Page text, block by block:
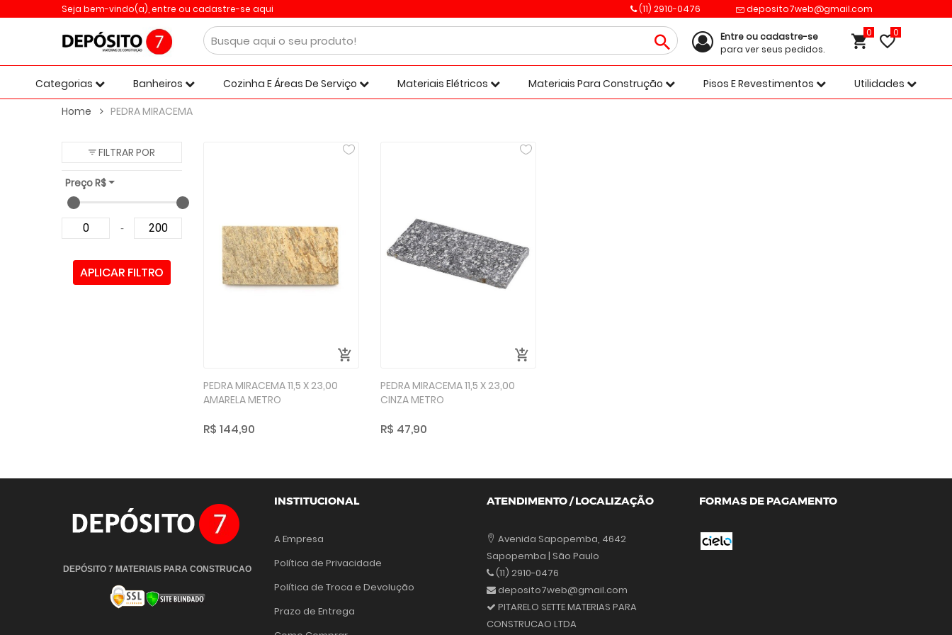
Seja bem-vindo(a), entre ou cadastre-se aqui (11) 2910-0476 deposito7web@gmail.com
Entre ou cadastre-se
para ver seus pedidos.
0
Categorias Banheiros Cozinha E Áreas De Serviço Materiais Elétricos Materiais Para Construção Pisos E Revestimentos
Utilidades
Home
PEDRA MIRACEMA
FILTRAR POR
Preço R$
-
PEDRA MIRACEMA 11,5 X 23,00
AMARELA METRO
R$ 144,90
PEDRA MIRACEMA 11,5 X 23,00
CINZA METRO
R$ 47,90
DEPÓSITO 7 MATERIAIS PARA CONSTRUCAO
INSTITUCIONAL
A Empresa
Política de Privacidade
Política de Troca e Devolução
Prazo de Entrega
ATENDIMENTO / LOCALIZAÇÃO
Avenida Sapopemba, 4642
Sapopemba | São Paulo
(11) 2910-0476
deposito7web@gmail.com
PITARELO SETTE MATERIAS PARA
CONSTRUCAO LTDA
FORMAS DE PAGAMENTO